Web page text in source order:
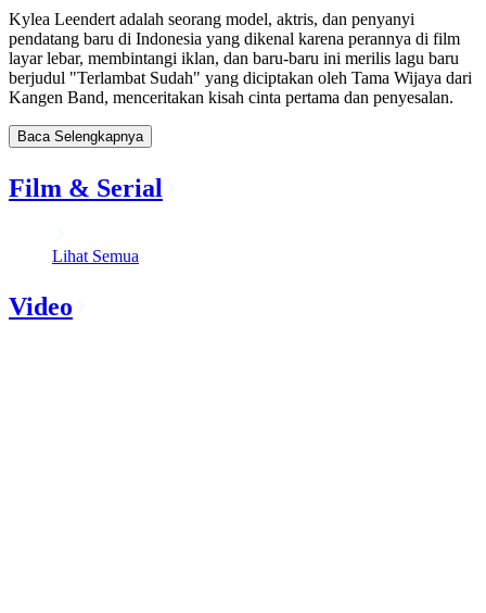
Kylea Leendert adalah seorang model, aktris, dan penyanyi
pendatang baru di Indonesia yang dikenal karena perannya di film
layar lebar, membintangi iklan, dan baru-baru ini merilis lagu baru
berjudul "Terlambat Sudah" yang diciptakan oleh Tama Wijaya dari
Kangen Band, menceritakan kisah cinta pertama dan penyesalan.
Baca Selengkapnya
Film & Serial
Lihat Semua
Video